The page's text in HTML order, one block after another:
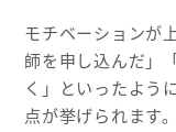
モチベーションが
師を申し込んだ」
く」といったよう
点が挙げられます。